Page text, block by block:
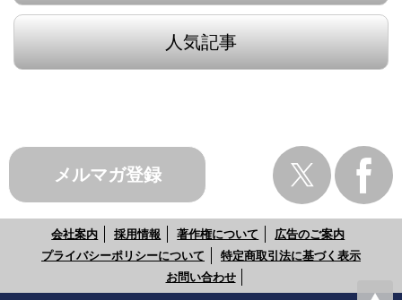
人気記事
メルマガ登録
会社案内 採用情報 著作権について
広告のご案内
プライバシーポリシーについて
特定商取引法に基づく表示
お問い合わせ